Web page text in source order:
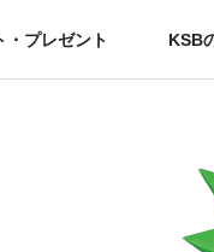
・プレゼント KSB